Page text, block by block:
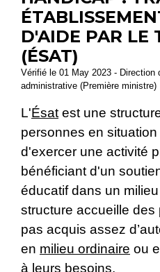
D'AIDE PAR LE
(ÉSAT)
Vérifié le 01 May 2023 - Direction
administrative (Première ministre)
L'Ésat est une
personnes en
d'exercer une activité
bénéficiant d'un
éducatif dans un
structure accueille
pas acquis assez
en milieu ordinaire ou
à leurs besoins.